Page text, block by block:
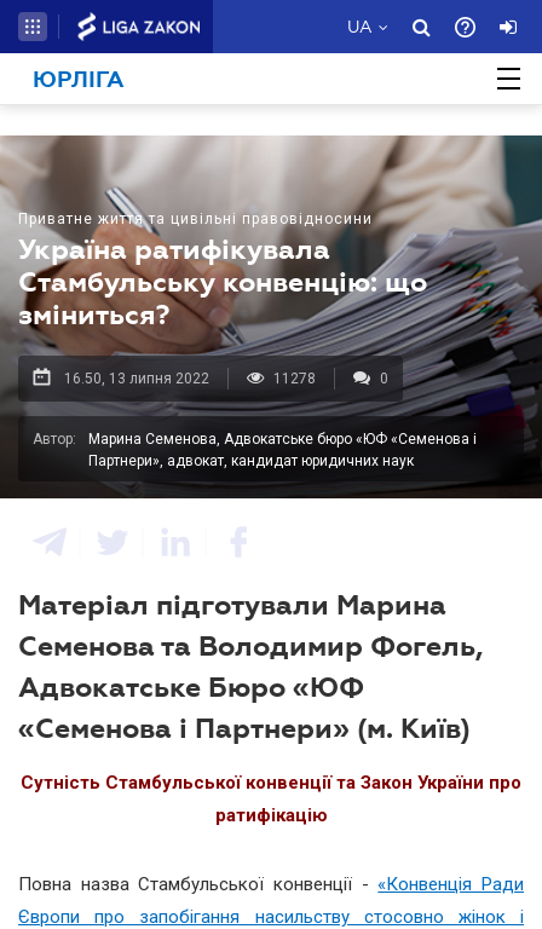
UA
ЮРЛІГА
Приватне життя та цивільні правовідносини
Україна ратифікувала
Стамбульську конвенцію: що
зміниться?
16.50, 13 липня 2022 11278 0
Автор:
Марина Семенова, Адвокатське бюро «ЮФ «Семенова і
Партнери», адвокат, кандидат юридичних наук
Матеріал підготували Марина
Семенова та Володимир Фогель,
Адвокатське Бюро «ЮФ
«Семенова і Партнери» (м. Київ)
Сутність Стамбульської конвенції та Закон України про
ратифікацію
Повна назва Стамбульської конвенції - «Конвенція Ради
Європи про запобігання насильству стосовно жінок і